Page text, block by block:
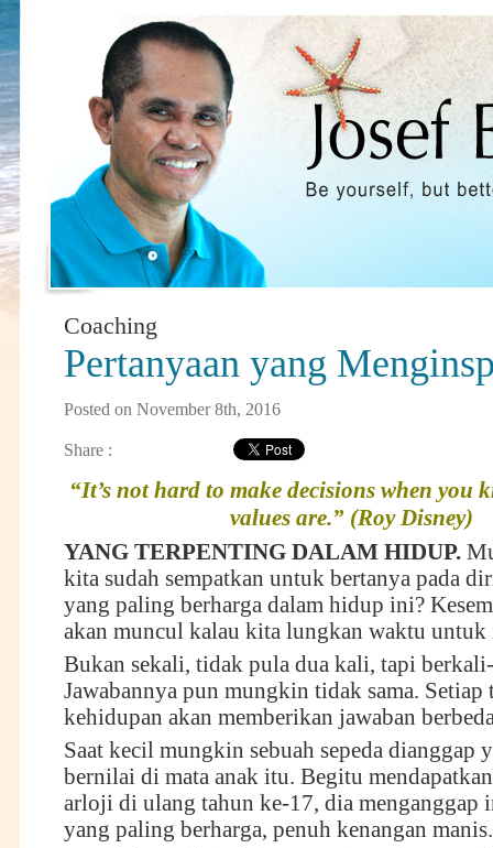
Coaching
Pertanyaan yang
Posted on November 8th, 2016
Share :
“It’s not hard to make decisions when you
values are.” (Roy Disney)
YANG TERPENTING DALAM HIDUP.
kita sudah sempatkan untuk bertanya pada
yang paling berharga dalam hidup ini?
akan muncul kalau kita lungkan waktu untuk
Bukan sekali, tidak pula dua kali, tapi
Jawabannya pun mungkin tidak sama. Setiap
kehidupan akan memberikan jawaban
Saat kecil mungkin sebuah sepeda dianggap
bernilai di mata anak itu. Begitu
arloji di ulang tahun ke-17, dia menganggap
yang paling berharga, penuh kenangan manis.